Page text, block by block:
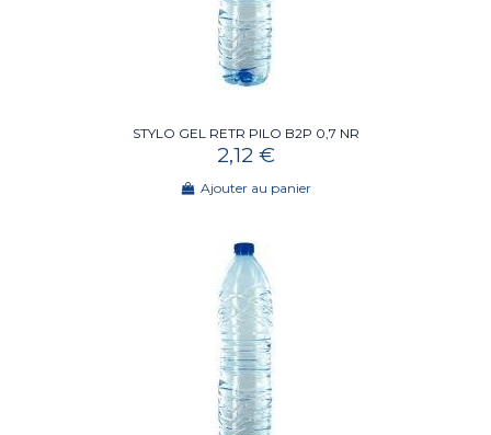
STYLO GEL RETR PILO B2P 0,7 NR
2,12 €
Ajouter au panier